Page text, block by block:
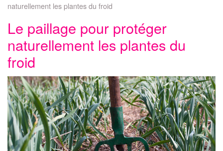
naturellement les plantes du froid
Le paillage pour protéger
naturellement les plantes du
froid